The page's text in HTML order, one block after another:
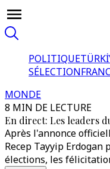
POLITIQUE
SÉLECTION
MONDE
8 MIN DE LECTURE
En direct: Les leaders
Après l'annonce
Recep Tayyip Erdogan
élections, les